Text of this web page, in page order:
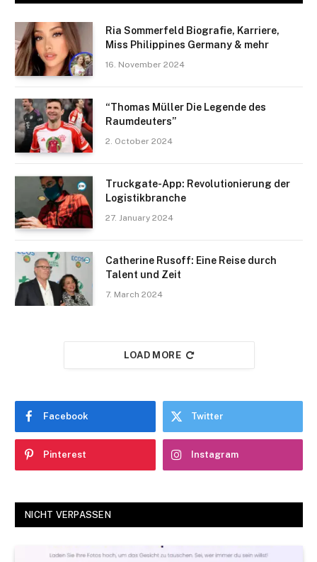
Ria Sommerfeld Biografie, Karriere,
Miss Philippines Germany & mehr
16. November 2024
“Thomas Müller Die Legende des
Raumdeuters”
2. October 2024
Truckgate-App: Revolutionierung der
Logistikbranche
27. January 2024
Catherine Rusoff: Eine Reise durch
Talent und Zeit
7. March 2024
LOAD MORE
Facebook Twitter
Pinterest Instagram
NICHT VERPASSEN